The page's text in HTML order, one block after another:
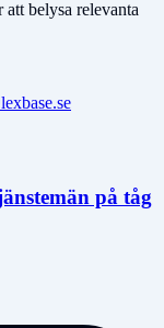
belysa relevanta
på tåg